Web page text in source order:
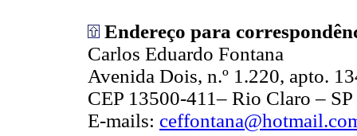
Endereço para
Carlos Eduardo Fontana
Avenida Dois, n.º 1.220, apto.
CEP 13500-411– Rio Claro – SP
E-mails: